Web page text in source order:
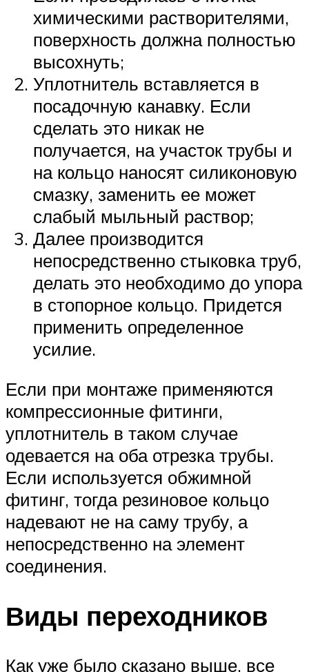
химическими растворителями,
поверхность должна полностью
высохнуть;
Уплотнитель вставляется в
посадочную канавку. Если
сделать это никак не
получается, на участок трубы и
на кольцо наносят силиконовую
смазку, заменить ее может
слабый мыльный раствор;
Далее производится
непосредственно стыковка труб,
делать это необходимо до упора
в стопорное кольцо. Придется
применить определенное
усилие.
Если при монтаже применяются
компрессионные фитинги,
уплотнитель в таком случае
одевается на оба отрезка трубы.
Если используется обжимной
фитинг, тогда резиновое кольцо
надевают не на саму трубу, а
непосредственно на элемент
соединения.
Виды переходников
Как уже было сказано выше, все